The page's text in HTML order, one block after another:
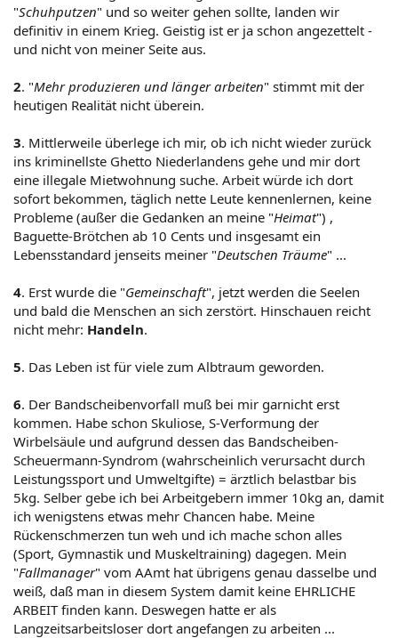
"Schuhputzen" und so weiter gehen sollte, landen wir
definitiv in einem Krieg. Geistig ist er ja schon angezettelt -
und nicht von meiner Seite aus.
2. "Mehr produzieren und länger arbeiten" stimmt mit der
heutigen Realität nicht überein.
3. Mittlerweile überlege ich mir, ob ich nicht wieder zurück
ins kriminellste Ghetto Niederlandens gehe und mir dort
eine illegale Mietwohnung suche. Arbeit würde ich dort
sofort bekommen, täglich nette Leute kennenlernen, keine
Probleme (außer die Gedanken an meine "Heimat") ,
Baguette-Brötchen ab 10 Cents und insgesamt ein
Lebensstandard jenseits meiner "Deutschen Träume" ...
4. Erst wurde die "Gemeinschaft", jetzt werden die Seelen
und bald die Menschen an sich zerstört. Hinschauen reicht
nicht mehr: Handeln.
5. Das Leben ist für viele zum Albtraum geworden.
6. Der Bandscheibenvorfall muß bei mir garnicht erst
kommen. Habe schon Skuliose, S-Verformung der
Wirbelsäule und aufgrund dessen das Bandscheiben-
Scheuermann-Syndrom (wahrscheinlich verursacht durch
Leistungssport und Umweltgifte) = ärztlich belastbar bis
5kg. Selber gebe ich bei Arbeitgebern immer 10kg an, damit
ich wenigstens etwas mehr Chancen habe. Meine
Rückenschmerzen tun weh und ich mache schon alles
(Sport, Gymnastik und Muskeltraining) dagegen. Mein
"Fallmanager" vom AAmt hat übrigens genau dasselbe und
weiß, daß man in diesem System damit keine EHRLICHE
ARBEIT finden kann. Deswegen hatte er als
Langzeitsarbeitsloser dort angefangen zu arbeiten ...